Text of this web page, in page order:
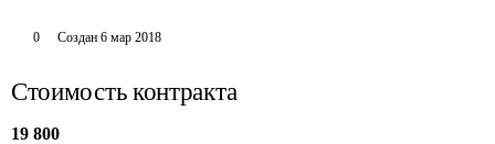
0 Создан 6 мар 2018
Стоимость контракта
19 800